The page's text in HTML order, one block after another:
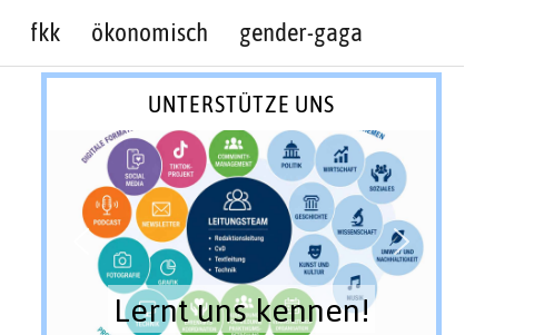
fkk ökonomisch gender-gaga
UNTERSTÜTZE UNS
Lernt uns kennen!